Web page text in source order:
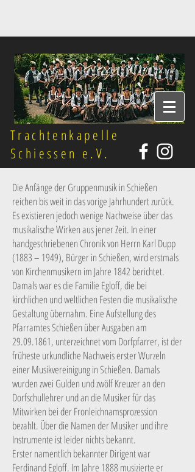
Trachtenkapelle
Schiessen e.V.
Die Anfänge der Gruppenmusik in Schießen
reichen bis weit in das vorige Jahrhundert zurück.
Es existieren jedoch wenige Nachweise über das
musikalische Wirken aus jener Zeit. In einer
handgeschriebenen Chronik von Herrn Karl Dupp
(1883 – 1949), Bürger in Schießen, wird erstmals
von Kirchenmusikern im Jahre 1842 berichtet.
Damals war es die Familie Egloff, die bei
kirchlichen und weltlichen Festen die musikalische
Gestaltung übernahm. Eine Aufstellung des
Pfarramtes Schießen über Ausgaben am
29.09.1861, unterzeichnet vom Dorfpfarrer, ist der
früheste urkundliche Nachweis erster Wurzeln
einer Musikvereinigung in Schießen. Damals
wurden zwei Gulden und zwölf Kreuzer an den
Dorfschullehrer und an die Musiker für das
Mitwirken bei der Fronleichnamsprozession
bezahlt. Über die Namen der Musiker und ihre
Instrumente ist leider nichts bekannt.
Erster namentlich bekannter Dirigent war
Ferdinand Egloff. Im Jahre 1888 musizierte er